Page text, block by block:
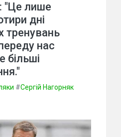
"Це лише
дні
тренувань
нас
більші
#Сергій Нагорняк